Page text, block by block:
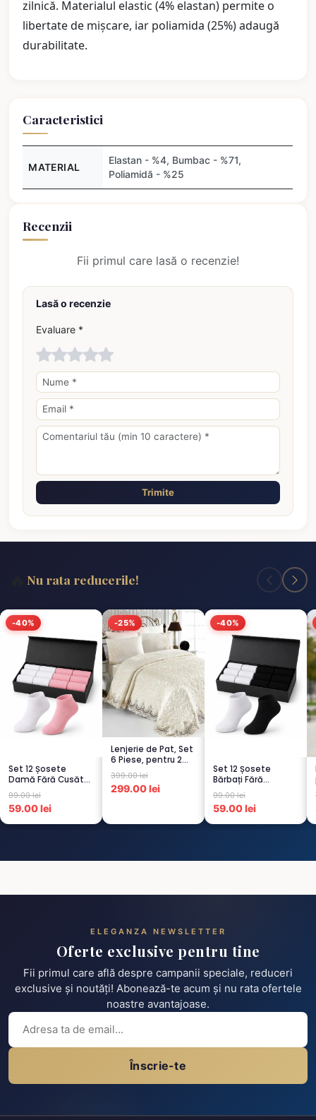
zilnică. Materialul elastic (4% elastan) permite o
libertate de mișcare, iar poliamida (25%) adaugă
durabilitate.
Caracteristici
MATERIAL
Elastan - %4, Bumbac - %71,
Poliamidă - %25
Recenzii
Fii primul care lasă o recenzie!
Lasă o recenzie
Evaluare *
Trimite
Nu rata reducerile!
-40%
Set 12 Șosete
Damă Fără Cusături
– 6 Albe + 6 Roz –
Scu...
99.00 lei
59.00 lei
-25%
Lenjerie de Pat, Set
6 Piese, pentru 2
persoana, CREM-
4...
399.00 lei
299.00 lei
-40%
Set 12 Șosete
Bărbați Fără
Cusături – 6 Albe +
6 Negre...
99.00 lei
59.00 lei
ELEGANZA NEWSLETTER
Oferte exclusive pentru tine
Fii primul care află despre campanii speciale, reduceri
exclusive și noutăți! Abonează-te acum și nu rata ofertele
noastre avantajoase.
Înscrie-te